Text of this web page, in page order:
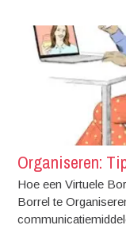
Organiseren:
Hoe een Virtuele
Borrel te